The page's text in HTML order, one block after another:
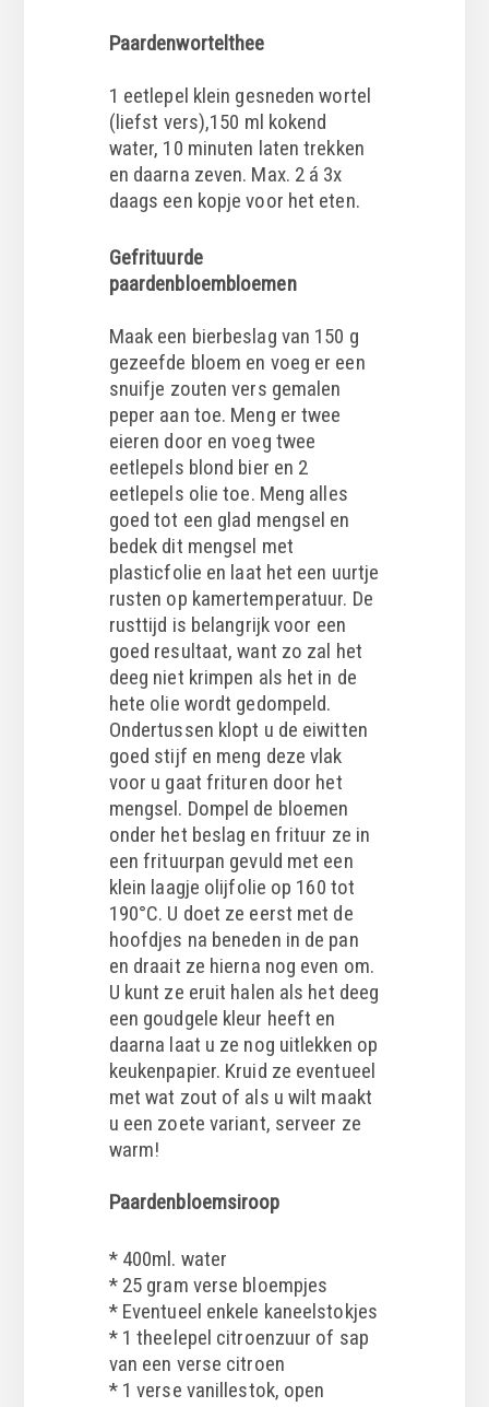
Paardenwortelthee
1 eetlepel klein gesneden wortel
(liefst vers),150 ml kokend
water, 10 minuten laten trekken
en daarna zeven. Max. 2 á 3x
daags een kopje voor het eten.
Gefrituurde
paardenbloembloemen
Maak een bierbeslag van 150 g
gezeefde bloem en voeg er een
snuifje zouten vers gemalen
peper aan toe. Meng er twee
eieren door en voeg twee
eetlepels blond bier en 2
eetlepels olie toe. Meng alles
goed tot een glad mengsel en
bedek dit mengsel met
plasticfolie en laat het een uurtje
rusten op kamertemperatuur. De
rusttijd is belangrijk voor een
goed resultaat, want zo zal het
deeg niet krimpen als het in de
hete olie wordt gedompeld.
Ondertussen klopt u de eiwitten
goed stijf en meng deze vlak
voor u gaat frituren door het
mengsel. Dompel de bloemen
onder het beslag en frituur ze in
een frituurpan gevuld met een
klein laagje olijfolie op 160 tot
190°C. U doet ze eerst met de
hoofdjes na beneden in de pan
en draait ze hierna nog even om.
U kunt ze eruit halen als het deeg
een goudgele kleur heeft en
daarna laat u ze nog uitlekken op
keukenpapier. Kruid ze eventueel
met wat zout of als u wilt maakt
u een zoete variant, serveer ze
warm!
Paardenbloemsiroop
* 400ml. water
* 25 gram verse bloempjes
* Eventueel enkele kaneelstokjes
* 1 theelepel citroenzuur of sap
van een verse citroen
* 1 verse vanillestok, open